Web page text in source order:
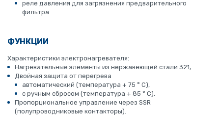
реле давления для загрязнения предварительного
фильтра
ФУНКЦИИ
Характеристики электронагревателя:
Нагревательные элементы из нержавеющей стали 321,
Двойная защита от перегрева
автоматический (температура + 75 ° C),
с ручным сбросом (температура + 85 ° C).
Пропорциональное управление через SSR
(полупроводниковые контакторы).